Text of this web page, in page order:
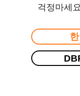
걱정마세